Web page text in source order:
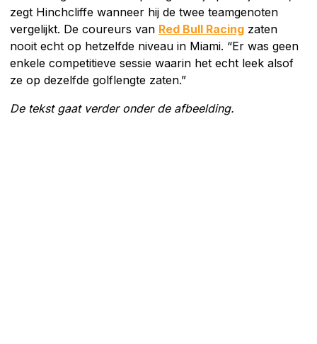
zegt Hinchcliffe wanneer hij de twee teamgenoten
vergelijkt. De coureurs van Red Bull Racing zaten
nooit echt op hetzelfde niveau in Miami. “Er was geen
enkele competitieve sessie waarin het echt leek alsof
ze op dezelfde golflengte zaten.”
De tekst gaat verder onder de afbeelding.